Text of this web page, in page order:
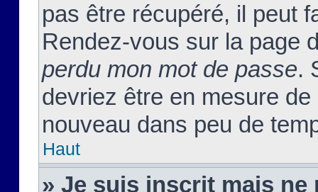
pas être récupéré, il peut
Rendez-vous sur la page
perdu mon mot de passe.
devriez être en mesure
nouveau dans peu de
Haut
» Je suis inscrit mais ne